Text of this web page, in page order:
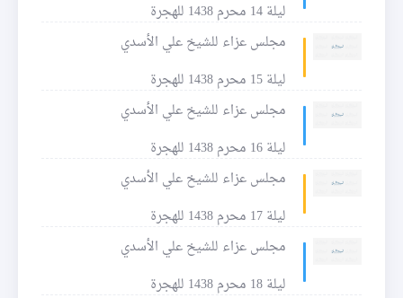
ليلة 14 محرم 1438 للهجرة
مجلس عزاء للشيخ علي الأسدي
ليلة 15 محرم 1438 للهجرة
مجلس عزاء للشيخ علي الأسدي
ليلة 16 محرم 1438 للهجرة
مجلس عزاء للشيخ علي الأسدي
ليلة 17 محرم 1438 للهجرة
مجلس عزاء للشيخ علي الأسدي
ليلة 18 محرم 1438 للهجرة